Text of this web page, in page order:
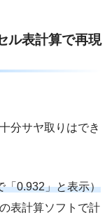
ル表計算で再現
分サヤ取りはでき
「0.932」と表示）
表計算ソフトで計